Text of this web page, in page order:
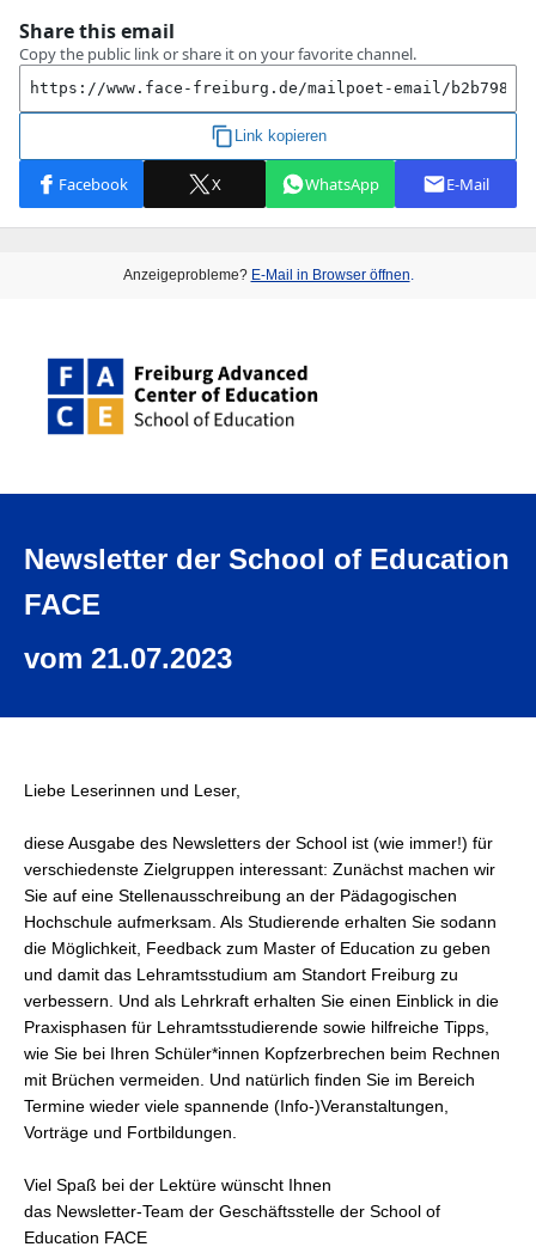
Anzeigeprobleme? E-Mail in Browser öffnen.
Newsletter der School of Education
FACE
vom 21.07.2023
Liebe Leserinnen und Leser,
diese Ausgabe des Newsletters der School ist (wie immer!) für
verschiedenste Zielgruppen interessant: Zunächst machen wir
Sie auf eine Stellenausschreibung an der Pädagogischen
Hochschule aufmerksam. Als Studierende erhalten Sie sodann
die Möglichkeit, Feedback zum Master of Education zu geben
und damit das Lehramtsstudium am Standort Freiburg zu
verbessern. Und als Lehrkraft erhalten Sie einen Einblick in die
Praxisphasen für Lehramtsstudierende sowie hilfreiche Tipps,
wie Sie bei Ihren Schüler*innen Kopfzerbrechen beim Rechnen
mit Brüchen vermeiden. Und natürlich finden Sie im Bereich
Termine wieder viele spannende (Info-)Veranstaltungen,
Vorträge und Fortbildungen.
Viel Spaß bei der Lektüre wünscht Ihnen
das Newsletter-Team der Geschäftsstelle der School of
Education FACE